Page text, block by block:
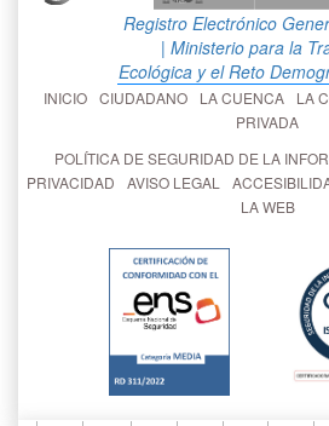
Registro Electrónico
| Ministerio para la
Ecológica y el Reto
INICIO CIUDADANO LA CUENCA LA
PRIVADA
POLÍTICA DE SEGURIDAD DE LA
PRIVACIDAD
AVISO LEGAL
LA WEB